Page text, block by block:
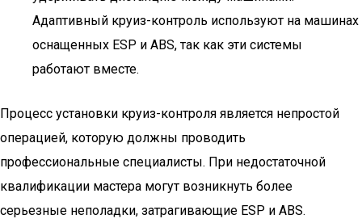
Адаптивный круиз-контроль используют на машинах
оснащенных ESP и ABS, так как эти системы
работают вместе.
Процесс установки круиз-контроля является непростой
операцией, которую должны проводить
профессиональные специалисты. При недостаточной
квалификации мастера могут возникнуть более
серьезные неполадки, затрагивающие ESP и ABS.